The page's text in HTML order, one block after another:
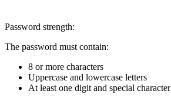
Password strength:
The password must contain:
8 or more characters
Uppercase and lowercase letters
At least one digit and special character